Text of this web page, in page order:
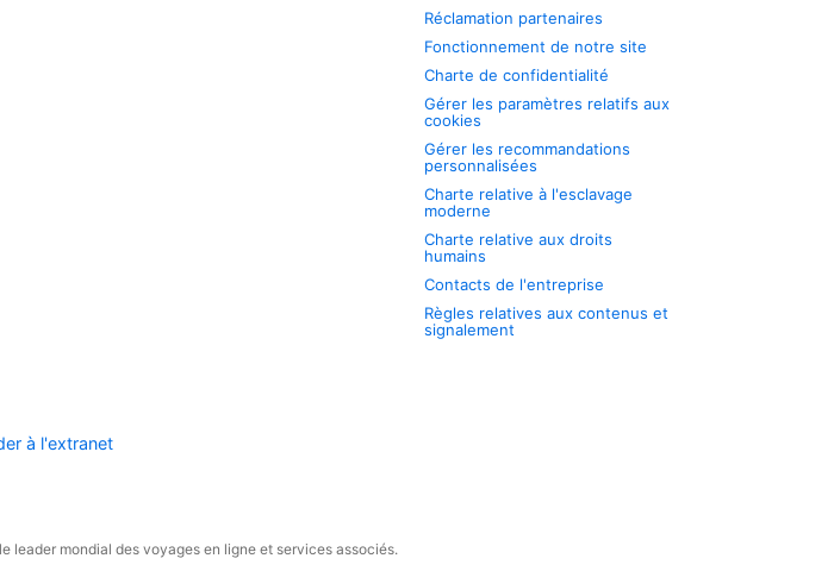
Réclamation partenaires
Fonctionnement de notre site
Charte de confidentialité
Gérer les paramètres relatifs aux
cookies
Gérer les recommandations
personnalisées
Charte relative à l'esclavage
moderne
Charte relative aux droits
humains
Contacts de l'entreprise
Règles relatives aux contenus et
signalement
à l'extranet
leader mondial des voyages en ligne et services associés.